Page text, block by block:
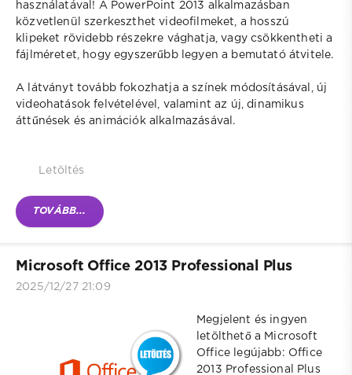
használatával! A PowerPoint 2013 alkalmazásban
közvetlenül szerkeszthet videofilmeket, a hosszú
klipeket rövidebb részekre vághatja, vagy csökkentheti a
fájlméretet, hogy egyszerűbb legyen a bemutató átvitele.
A látványt tovább fokozhatja a színek módosításával, új
videohatások felvételével, valamint az új, dinamikus
áttűnések és animációk alkalmazásával.
Letöltés
TOVÁBB...
Microsoft Office 2013 Professional Plus
2025/12/27 21:09
Megjelent és ingyen
letölthető a Microsoft
Office legújabb: Office
2013 Professional Plus